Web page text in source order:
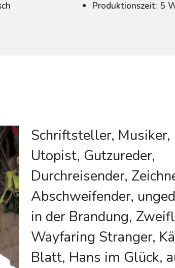
Produktionszeit: 5
Schriftsteller, Musiker,
Utopist, Gutzureder,
Durchreisender,
Abschweifender,
in der Brandung,
Wayfaring Stranger,
Blatt, Hans im Glück,